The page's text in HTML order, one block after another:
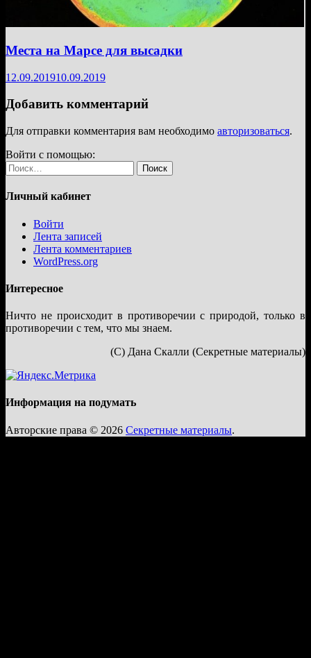
Места на Марсе для высадки
12.09.201910.09.2019
Добавить комментарий
Для отправки комментария вам необходимо авторизоваться.
Войти с помощью:
Найти:
Личный кабинет
Войти
Лента записей
Лента комментариев
WordPress.org
Интересное
Ничто не происходит в противоречии с природой, только в
противоречии с тем, что мы знаем.
(С) Дана Скалли (Секретные материалы)
Информация на подумать
Авторские права © 2026 Секретные материалы.